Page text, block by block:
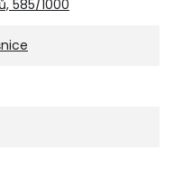
585/1000